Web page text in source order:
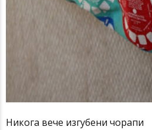
Никога вече изгубени чорапи